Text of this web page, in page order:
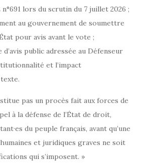
lors du scrutin du 7 juillet 2026 ;
au gouvernement de soumettre
pour avis avant le vote ;
d’avis public adressée au Défenseur
et l’impact
pas un procès fait aux forces de
à la défense de l’État de droit,
du peuple français, avant qu’une
et juridiques graves ne soit
qui s’imposent. »